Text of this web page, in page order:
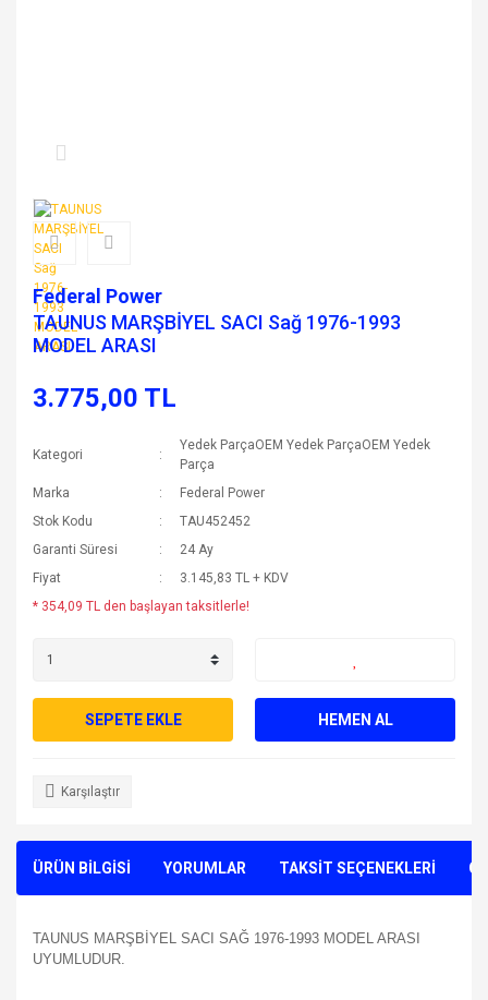
Federal Power
TAUNUS MARŞBİYEL SACI Sağ 1976-1993
MODEL ARASI
3.775,00 TL
Kategori
Yedek ParçaOEM Yedek ParçaOEM Yedek
Parça
Marka
Federal Power
Stok Kodu
TAU452452
Garanti Süresi
24 Ay
Fiyat
3.145,83 TL + KDV
* 354,09 TL den başlayan taksitlerle!
SEPETE EKLE HEMEN AL
Karşılaştır
ÜRÜN BİLGİSİ YORUMLAR TAKSİT SEÇENEKLERİ
TAUNUS MARŞBİYEL SACI SAĞ 1976-1993 MODEL ARASI
UYUMLUDUR.